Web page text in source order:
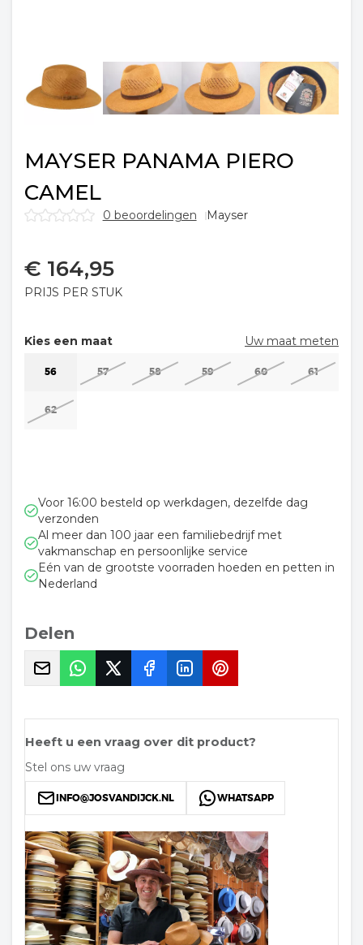
MAYSER PANAMA PIERO
CAMEL
0 beoordelingen Mayser
€ 164,95
PRIJS PER STUK
Kies een maat Uw maat meten
56 57 58 59 60 61
62
Voor 16:00 besteld op werkdagen, dezelfde dag
verzonden
Al meer dan 100 jaar een familiebedrijf met
vakmanschap en persoonlijke service
Eén van de grootste voorraden hoeden en petten in
Nederland
Delen
Heeft u een vraag over dit product?
Stel ons uw vraag
INFO@JOSVANDIJCK.NL WHATSAPP